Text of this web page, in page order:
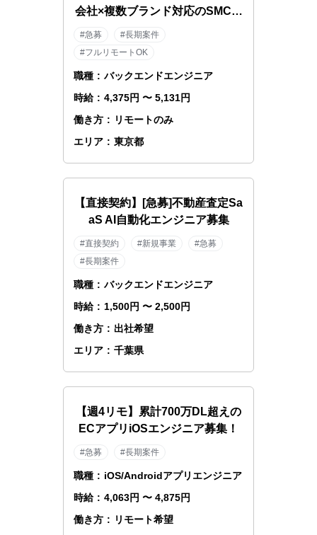
会社×複数ブランド対応のSMCエ
ンジニア
#急募
#長期案件
#フルリモートOK
職種 : バックエンドエンジニア
時給 : 4,375円 〜 5,131円
働き方 : リモートのみ
エリア : 東京都
【直接契約】[急募]不動産査定Sa
aS AI自動化エンジニア募集
#直接契約 #新規事業
#急募
#長期案件
職種 : バックエンドエンジニア
時給 : 1,500円 〜 2,500円
働き方 : 出社希望
エリア : 千葉県
【週4リモ】累計700万DL超えの
ECアプリiOSエンジニア募集！
#急募 #長期案件
職種 : iOS/Androidアプリエンジニア
時給 : 4,063円 〜 4,875円
働き方 : リモート希望